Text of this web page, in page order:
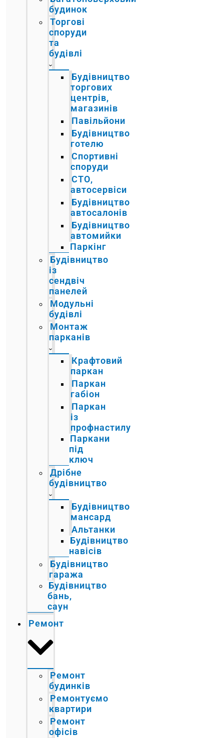
будинок
Торгові
споруди
та
будівлі
Будівництво
торгових
центрів,
магазинів
Павільйони
Будівництво
готелю
Спортивні
споруди
СТО,
автосервіси
Будівництво
автосалонів
Будівництво
автомийки
Паркінг
Будівництво
із
сендвіч
панелей
Модульні
будівлі
Монтаж
парканів
Крафтовий
паркан
Паркан
габіон
Паркан
із
профнастилу
Паркани
під
ключ
Дрібне
будівництво
Будівництво
мансард
Альтанки
Будівництво
навісів
Будівництво
гаража
Будівництво
бань,
саун
Ремонт
Ремонт
будинків
Ремонтуємо
квартири
Ремонт
офісів